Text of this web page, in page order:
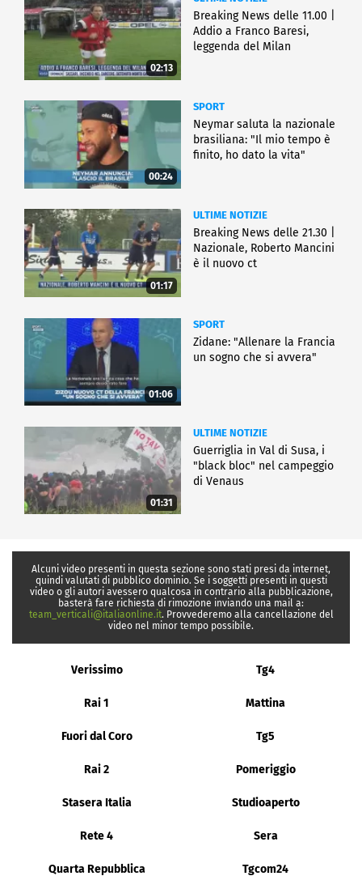
02:13
Breaking News delle 11.00 |
Addio a Franco Baresi,
leggenda del Milan
00:24
SPORT
Neymar saluta la nazionale
brasiliana: "Il mio tempo è
finito, ho dato la vita"
01:17
ULTIME NOTIZIE
Breaking News delle 21.30 |
Nazionale, Roberto Mancini
è il nuovo ct
01:06
SPORT
Zidane: "Allenare la Francia
un sogno che si avvera"
01:31
ULTIME NOTIZIE
Guerriglia in Val di Susa, i
"black bloc" nel campeggio
di Venaus
Alcuni video presenti in questa sezione sono stati presi da internet,
quindi valutati di pubblico dominio. Se i soggetti presenti in questi
video o gli autori avessero qualcosa in contrario alla pubblicazione,
basterà fare richiesta di rimozione inviando una mail a:
team_verticali@italiaonline.it. Provvederemo alla cancellazione del
video nel minor tempo possibile.
Verissimo Tg4
Rai 1 Mattina
Fuori dal Coro Tg5
Rai 2 Pomeriggio
Stasera Italia Studioaperto
Rete 4 Sera
Quarta Repubblica Tgcom24